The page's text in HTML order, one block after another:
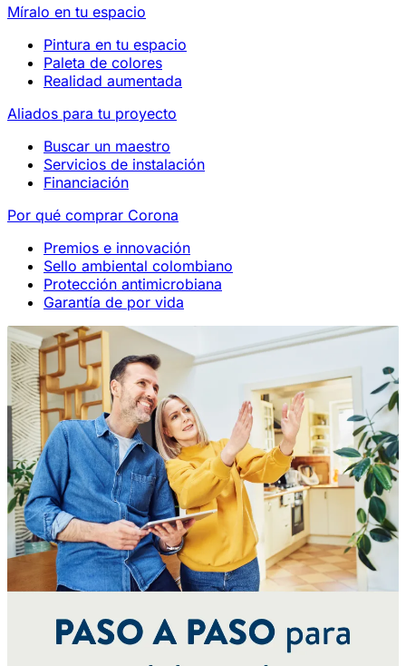
Míralo en tu espacio
Pintura en tu espacio
Paleta de colores
Realidad aumentada
Aliados para tu proyecto
Buscar un maestro
Servicios de instalación
Financiación
Por qué comprar Corona
Premios e innovación
Sello ambiental colombiano
Protección antimicrobiana
Garantía de por vida